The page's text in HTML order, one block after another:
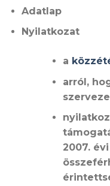
Adatlap
Nyilatkozat
a
arról,
2007.